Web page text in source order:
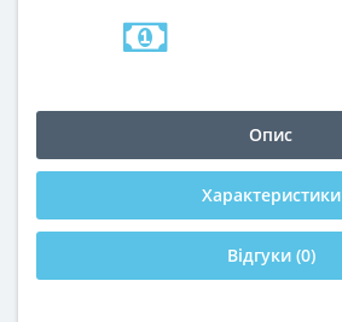
Опис
Характеристики
Відгуки (0)